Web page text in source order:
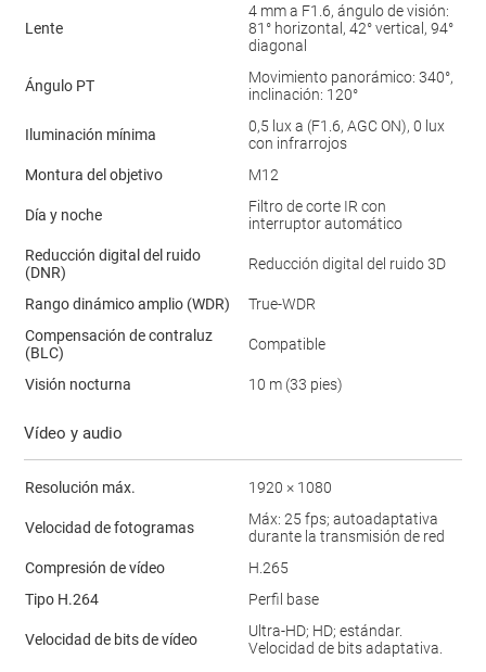
Lente
4 mm a F1.6, ángulo de visión:
81° horizontal, 42° vertical, 94°
diagonal
Ángulo PT
Movimiento panorámico: 340°,
inclinación: 120°
Iluminación mínima
0,5 lux a (F1.6, AGC ON), 0 lux
con infrarrojos
Montura del objetivo
M12
Día y noche
Filtro de corte IR con
interruptor automático
Reducción digital del ruido
(DNR)
Reducción digital del ruido 3D
Rango dinámico amplio (WDR)
True-WDR
Compensación de contraluz
(BLC)
Compatible
Visión nocturna 10 m (33 pies)
Vídeo y audio
Resolución máx. 1920 × 1080
Velocidad de fotogramas
Máx: 25 fps; autoadaptativa
durante la transmisión de red
Compresión de vídeo
H.265
Tipo H.264
Perfil base
Velocidad de bits de vídeo
Ultra-HD; HD; estándar.
Velocidad de bits adaptativa.